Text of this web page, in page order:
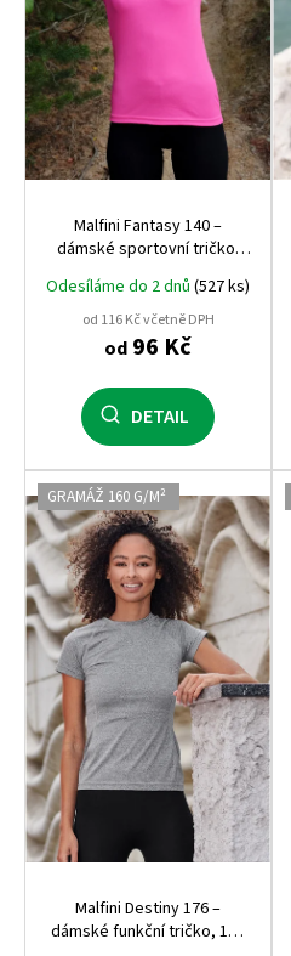
ů
o
d
u
k
t
ů
Malfini Fantasy 140 –
dámské sportovní tričko,
polyester
Odesíláme do 2 dnů (527 ks)
od 116 Kč včetně DPH
od 96 Kč
DETAIL
GRAMÁŽ 160 G/M²
Malfini Destiny 176 –
dámské funkční tričko, 160